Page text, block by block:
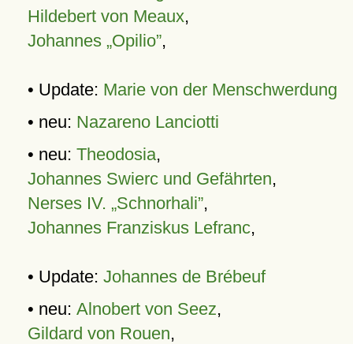
Hildebert von Meaux,
Johannes „Opilio”,
• Update: Marie von der Menschwerdung
• neu: Nazareno Lanciotti
• neu: Theodosia,
Johannes Swierc und Gefährten,
Nerses IV. „Schnorhali”,
Johannes Franziskus Lefranc,
• Update: Johannes de Brébeuf
• neu: Alnobert von Seez,
Gildard von Rouen,